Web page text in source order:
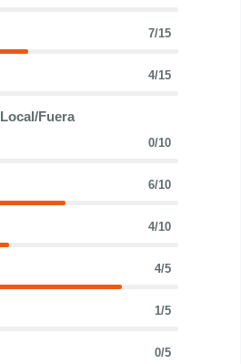
7/15
4/15
Local/Fuera
0/10
6/10
4/10
4/5
1/5
0/5